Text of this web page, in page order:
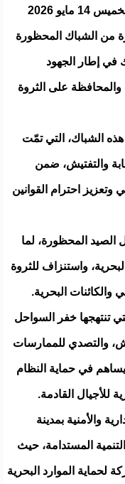
أشرفت خفر السواحل الموريتانية، اليوم الخميس 14 مايو 2026
من الشباك المحظورة
في إطار الجهود
والمحافظة على الثروة
نحو 500 خنشة من هذه الشباك، التي تمّت
والتفتيش، ضمن
وتعزيز احترام القوانين
الصيد المحظورة، لما
واستنزاف للثروة
والكائنات البحرية.
تنتهجها خفر السواحل
والتصدي للممارسات
يساهم في حماية النظام
للأجيال القادمة.
والأمنية بمدينة
المستدامة، حيث
لحماية الموارد البحرية